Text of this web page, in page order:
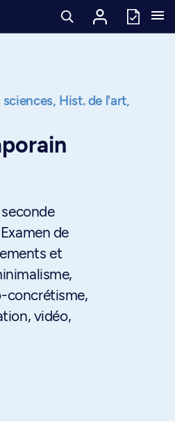
Hist. de l'art,
seconde
de
et
concrétisme,
vidéo,